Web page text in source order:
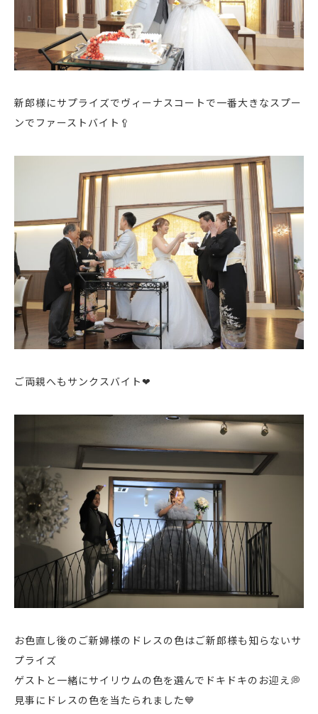
新郎様にサプライズでヴィーナスコートで一番大きなスプー
ンでファーストバイト🥄
ご両親へもサンクスバイト❤
お色直し後のご新婦様のドレスの色はご新郎様も知らないサ
プライズ
ゲストと一緒にサイリウムの色を選んでドキドキのお迎え💭
見事にドレスの色を当たられました💙